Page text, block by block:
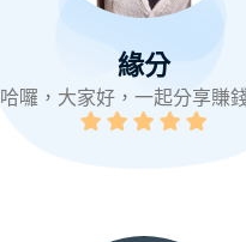
緣分
哈囉，大家好，一起分享賺